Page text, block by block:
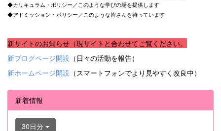
◆カリキュラム・ポリシー／このような学びの場を提供します
◆アドミッション・ポリシー／このような皆さんを待っています
新サイトのお知らせ（現サイトと合わせてご覧ください。
新ブログページ開設 （日々の活動を報告）
新ホームページ開設 （スマートフォンでより見やすく改良中）
新着情報
30日分